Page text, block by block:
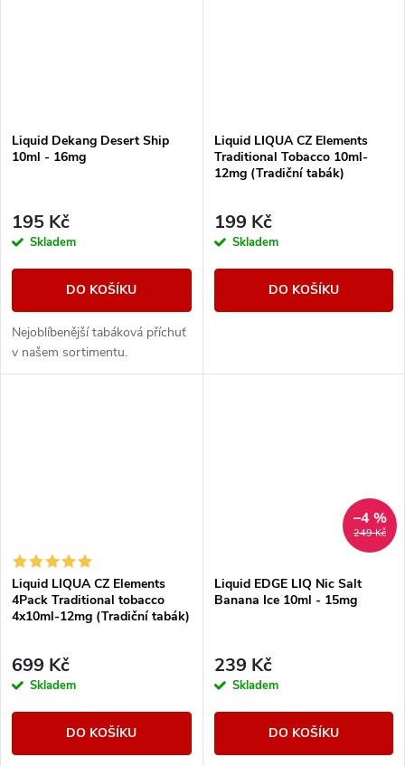
Liquid Dekang Desert Ship
10ml - 16mg
195 Kč
Skladem
DO KOŠÍKU
Nejoblíbenější tabáková příchuť
v našem sortimentu.
Liquid LIQUA CZ Elements
Traditional Tobacco 10ml-
12mg (Tradiční tabák)
199 Kč
Skladem
DO KOŠÍKU
Liquid LIQUA CZ Elements
4Pack Traditional tobacco
4x10ml-12mg (Tradiční tabák)
699 Kč
Skladem
DO KOŠÍKU
249 Kč
–4 %
Liquid EDGE LIQ Nic Salt
Banana Ice 10ml - 15mg
239 Kč
Skladem
DO KOŠÍKU